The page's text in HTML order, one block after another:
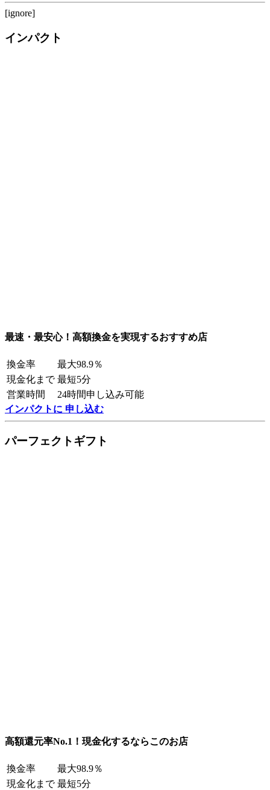
[ignore]
インパクト
最速・最安心！高額換金を実現するおすすめ店
換金率
最大98.9％
現金化まで 最短5分
営業時間
24時間申し込み可能
インパクトに 申し込む
パーフェクトギフト
高額還元率No.1！現金化するならこのお店
換金率
最大98.9％
現金化まで 最短5分